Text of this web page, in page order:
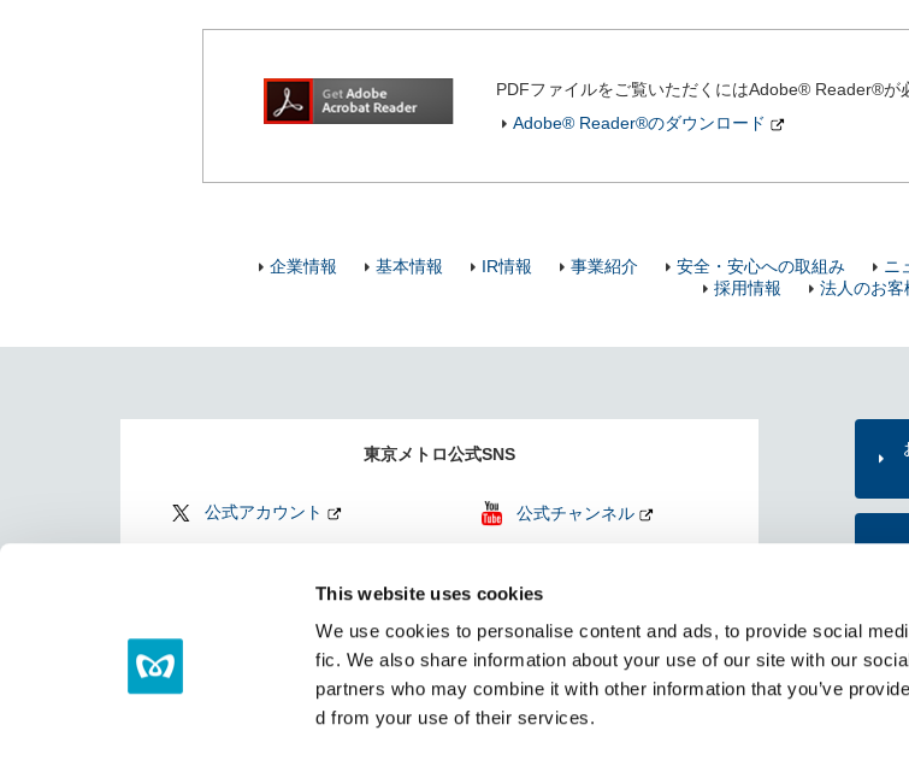
This website uses cookies
We use cookies to personalise content and ads, to provide social
fic. We also share information about your use of our site with our
partners who may combine it with other information that you’ve
d from your use of their services.
PDFファイルをご覧いただくにはAdobe® Reader®が
Adobe® Reader®のダウンロード
企業情報 基本情報 IR情報 事業紹介 安全・安心への取組み ニ
採用情報
法人のお客
東京メトロ公式SNS
公式アカウント 公式チャンネル
（メトニュー）